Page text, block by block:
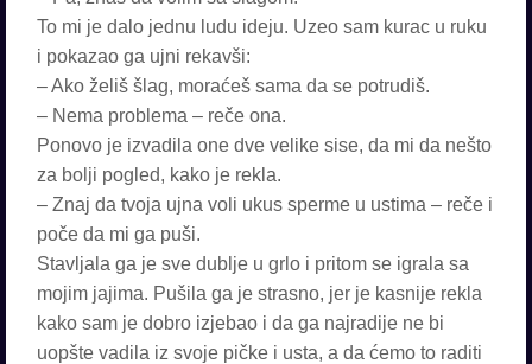
To mi je dalo jednu ludu ideju. Uzeo sam kurac u ruku
i pokazao ga ujni rekavši:
– Ako želiš šlag, moraćeš sama da se potrudiš.
– Nema problema – reče ona.
Ponovo je izvadila one dve velike sise, da mi da nešto
za bolji pogled, kako je rekla.
– Znaj da tvoja ujna voli ukus sperme u ustima – reče i
poče da mi ga puši.
Stavljala ga je sve dublje u grlo i pritom se igrala sa
mojim jajima. Pušila ga je strasno, jer je kasnije rekla
kako sam je dobro izjebao i da ga najradije ne bi
uopšte vadila iz svoje pičke i usta, a da ćemo to raditi